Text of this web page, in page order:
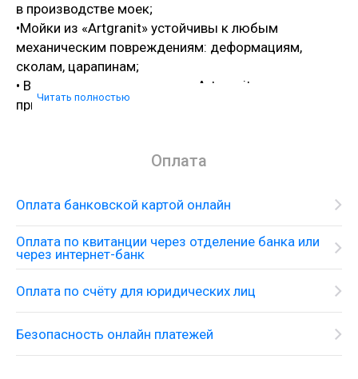
в производстве моек;
•Мойки из «Artgranit» устойчивы к любым
механическим повреждениям: деформациям,
сколам, царапинам;
• В составе гранитных моек «Artgranit»
пристутствуют специальные антибактериальные
термическим воздействиям и достойно
• За время использования Ваша мойка не потеряет
инновационной технологии пигментации
кварцевого песка, а не связующего компонента в
градусов;
•Оборачиваемая чаша мойки; Комплектация:
• крепления;
• донный клапан (автоматический дон- ный клапан
Читать полностью
Оплата
Оплата банковской картой онлайн
Оплата по квитанции через отделение банка или
через интернет-банк
Оплата по счёту для юридических лиц
Безопасность онлайн платежей